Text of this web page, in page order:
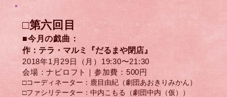
□第六回目
■今月の戯曲：
作：テラ・マルミ
『だるまや閉店』
2018年1月29日（月）​19:30〜21:30
会場：ナビロフト｜参加費：500円
□コーディネーター：鹿目由紀（劇団あおきりみかん）
□ファシリテーター：中内こもる（劇団中内（仮））